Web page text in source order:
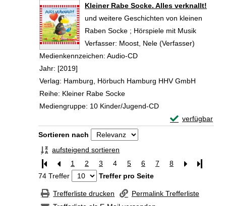
Kleiner Rabe Socke. Alles verknallt!
und weitere Geschichten von kleinen
Raben Socke ; Hörspiele mit Musik
Verfasser: Moost, Nele (Verfasser)
Medienkennzeichen: Audio-CD
Jahr: [2019]
Verlag: Hamburg, Hörbuch Hamburg HHV GmbH
Reihe: Kleiner Rabe Socke
Mediengruppe: 10 Kinder/Jugend-CD
verfügbar
Exemplar-
Zu den Suchfiltern springen
Sortieren nach
aufsteigend sortieren
1
2 3 4 5 6 7 8
Letzte
74 Treffer
Treffer pro Seite
Trefferliste drucken
Permalink Trefferliste